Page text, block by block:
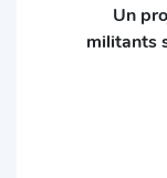
Un
militants